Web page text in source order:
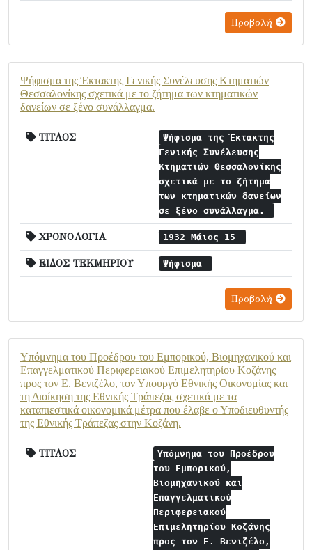
Προβολή
Ψήφισμα της Έκτακτης Γενικής Συνέλευσης Κτηματιών
Θεσσαλονίκης σχετικά με το ζήτημα των κτηματικών
δανείων σε ξένο συνάλλαγμα.
ΤΙΤΛΟΣ
Ψήφισμα της Έκτακτης
Γενικής Συνέλευσης
Κτηματιών Θεσσαλονίκης
σχετικά με το ζήτημα
των κτηματικών δανείων
σε ξένο συνάλλαγμα.
ΧΡΟΝΟΛΟΓΙΑ 1932 Μάιος 15
ΕΙΔΟΣ ΤΕΚΜΗΡΙΟΥ Ψήφισμα
Προβολή
Υπόμνημα του Προέδρου του Εμπορικού, Βιομηχανικού και
Επαγγελματικού Περιφερειακού Επιμελητηρίου Κοζάνης
προς τον Ε. Βενιζέλο, τον Υπουργό Εθνικής Οικονομίας και
τη Διοίκηση της Εθνικής Τράπεζας σχετικά με τα
καταπιεστικά οικονομικά μέτρα που έλαβε ο Υποδιευθυντής
της Εθνικής Τράπεζας στην Κοζάνη.
ΤΙΤΛΟΣ
Υπόμνημα του Προέδρου
του Εμπορικού,
Βιομηχανικού και
Επαγγελματικού
Περιφερειακού
Επιμελητηρίου Κοζάνης
προς τον Ε. Βενιζέλο,